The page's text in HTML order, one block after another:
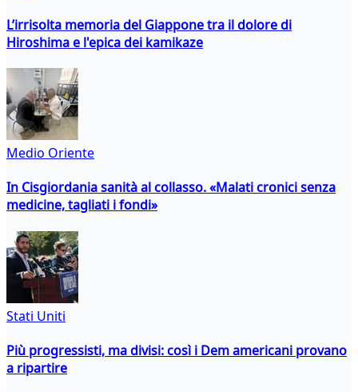
L’irrisolta memoria del Giappone tra il dolore di
Hiroshima e l'epica dei kamikaze
Medio Oriente
In Cisgiordania sanità al collasso. «Malati cronici senza
medicine, tagliati i fondi»
Stati Uniti
Più progressisti, ma divisi: così i Dem americani provano
a ripartire